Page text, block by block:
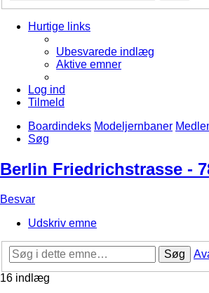
Hurtige links
Ubesvarede indlæg
Aktive emner
Log ind
Tilmeld
Boardindeks Modeljernbaner
Søg
Berlin Friedrichstrasse -
Besvar
Udskriv emne
Søg
16 indlæg